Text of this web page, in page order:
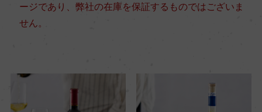
ージであり、弊社の在庫を保証するものではございま
せん。